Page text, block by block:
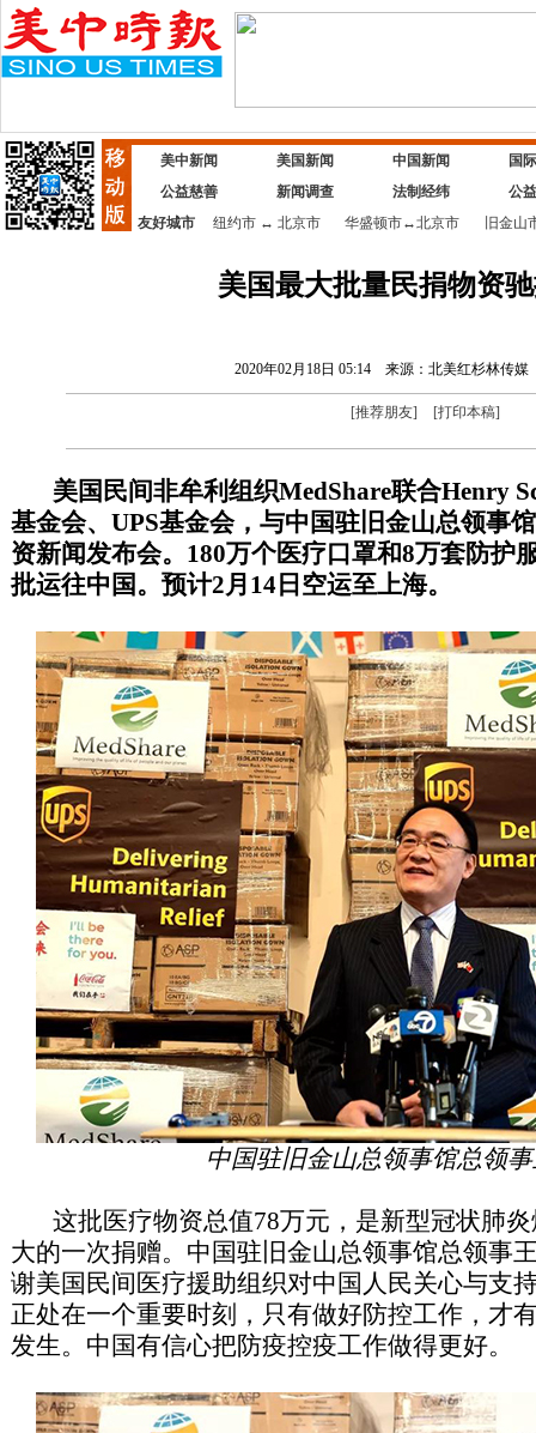
美中新闻 美国新闻 中国新闻
国
公益慈善
新闻调查 法制经纬
公
友好城市
纽约市↔ 北京市 华盛顿市↔北京市 旧金山
美国最大批量民捐物资
2020年02月18日 05:14 来源：北美红杉林传媒
[推荐朋友] [打印本稿]
美国民间非牟利组织MedShare联合Henry
基金会、UPS基金会，与中国驻旧金山总领事
资新闻发布会。180万个医疗口罩和8万套防护
批运往中国。预计2月14日空运至上海。
中国驻旧金山总领事馆总领
这批医疗物资总值78万元，是新型冠状肺炎
大的一次捐赠。中国驻旧金山总领事馆总领事
谢美国民间医疗援助组织对中国人民关心与支
正处在一个重要时刻，只有做好防控工作，才
发生。中国有信心把防疫控疫工作做得更好。